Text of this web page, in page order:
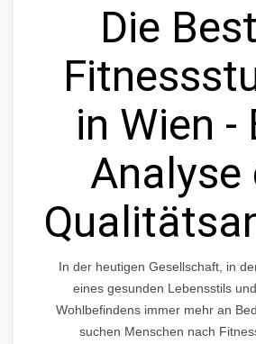
Die
in Wien -
Analyse
In der heutigen Gesellschaft, in
eines gesunden Lebensstils
Wohlbefindens immer mehr an
suchen Menschen nach